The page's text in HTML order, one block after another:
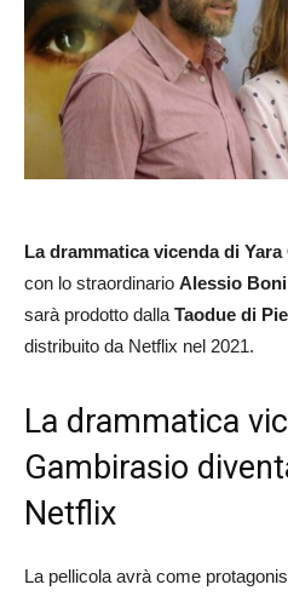
La drammatica vicenda di
con lo straordinario Alessio
sarà prodotto dalla Taodue di
distribuito da Netflix nel 2021.
La drammatica
Gambirasio
Netflix
La pellicola avrà come